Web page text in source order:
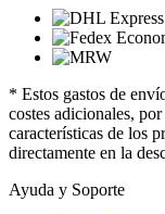
* Estos gastos de
costes adicionales,
características de los
directamente en la
Ayuda y Soporte